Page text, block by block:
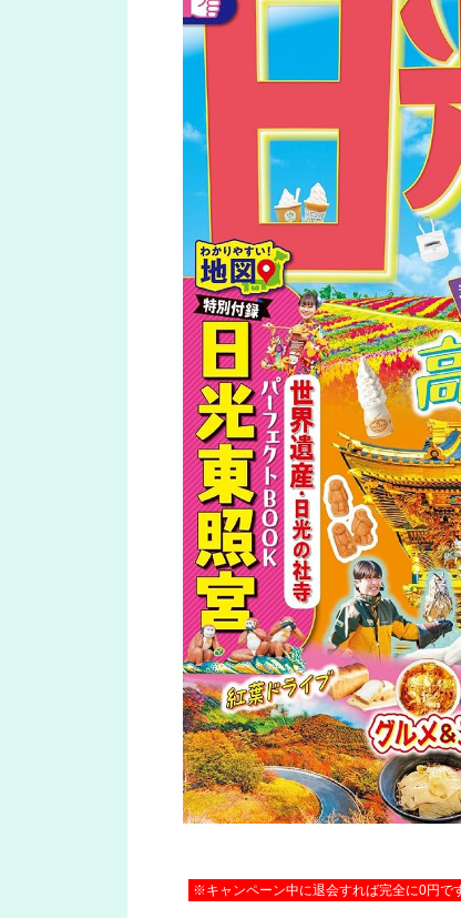
※キャンペーン中に退会すれば完全に0円で